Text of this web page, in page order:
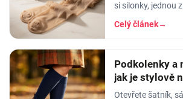
si silonky, jednou
na lýtku oko velké
Celý článek→
Podkolenky a
jak je stylově
kterým botám
Otevřete šatník,